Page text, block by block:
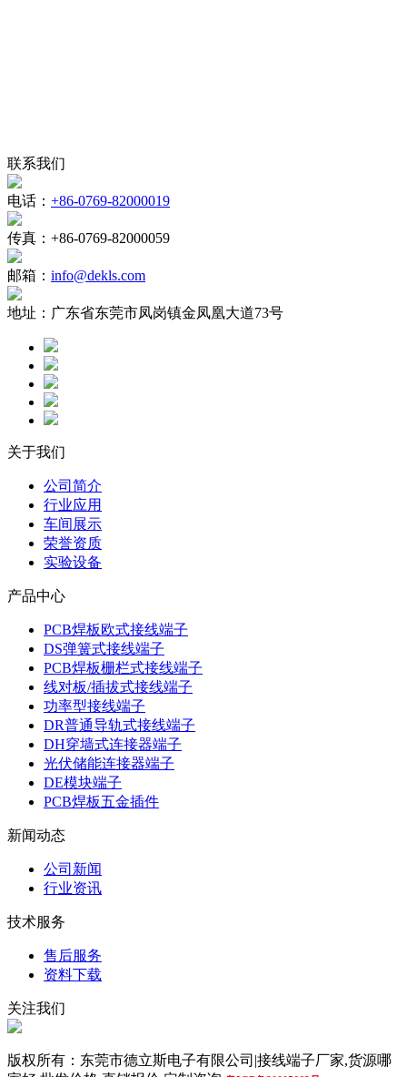
联系我们
电话： +86-0769-82000019
传真： +86-0769-82000059
邮箱： info@dekls.com
地址： 广东省东莞市凤岗镇金凤凰大道73号
关于我们
公司简介
行业应用
车间展示
荣誉资质
实验设备
产品中心
PCB焊板欧式接线端子
DS弹簧式接线端子
PCB焊板栅栏式接线端子
线对板/插拔式接线端子
功率型接线端子
DR普通导轨式接线端子
DH穿墙式连接器端子
光伏储能连接器端子
DE模块端子
PCB焊板五金插件
新闻动态
公司新闻
行业资讯
技术服务
售后服务
资料下载
关注我们
版权所有：东莞市德立斯电子有限公司|接线端子厂家,货源哪